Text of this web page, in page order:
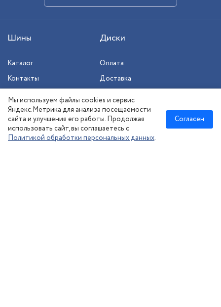
Шины Диски
Каталог
Контакты
Оплата
Доставка
Сезонное хранение
Новосибирск:
Мы используем файлы cookies и сервис
Яндекс.Метрика для анализа посещаемости
сайта и улучшения его работы. Продолжая
использовать сайт, вы соглашаетесь с
Политикой обработки персональных данных.
Согласен